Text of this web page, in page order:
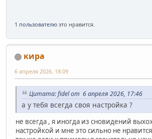
1 пользователю это нравится.
кира
6 апреля 2026, 18:09
Цитата: fidel от 6 апреля 2026, 17:46
а у тебя всегда своя настройка ?
не всегда , я иногда из сновидений
настройкой и мне это сильно не нравится